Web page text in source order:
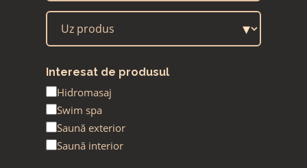
▾
Interesat de produsul
Hidromasaj
Swim spa
Saună exterior
Saună interior